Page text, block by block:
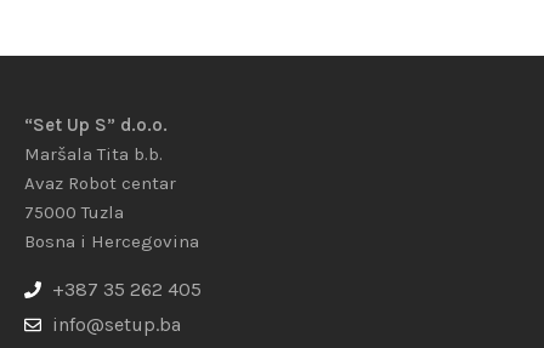
“Set Up S” d.o.o.
Maršala Tita b.b.
Avaz Robot centar
75000 Tuzla
Bosna i Hercegovina
+387 35 262 405
info@setup.ba